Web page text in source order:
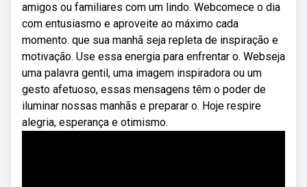
amigos ou familiares com um lindo. Webcomece o dia
com entusiasmo e aproveite ao máximo cada
momento. que sua manhã seja repleta de inspiração e
motivação. Use essa energia para enfrentar o. Webseja
uma palavra gentil, uma imagem inspiradora ou um
gesto afetuoso, essas mensagens têm o poder de
iluminar nossas manhãs e preparar o. Hoje respire
alegria, esperança e otimismo.